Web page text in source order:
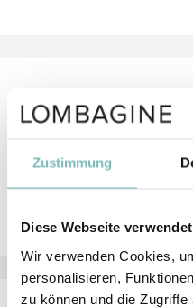
Zustimmung
Diese Webseite
Wir verwenden Cookies,
personalisieren,
zu können und die
Anwendung
und fixieren Sie so
Sie dashairband